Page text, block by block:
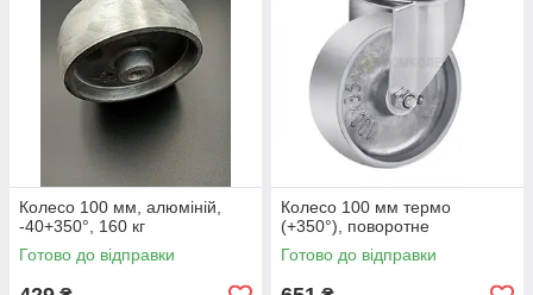
Колесо 100 мм, алюміній,
-40+350°, 160 кг
Готово до відправки
Колесо 100 мм термо
(+350°), поворотне
Готово до відправки